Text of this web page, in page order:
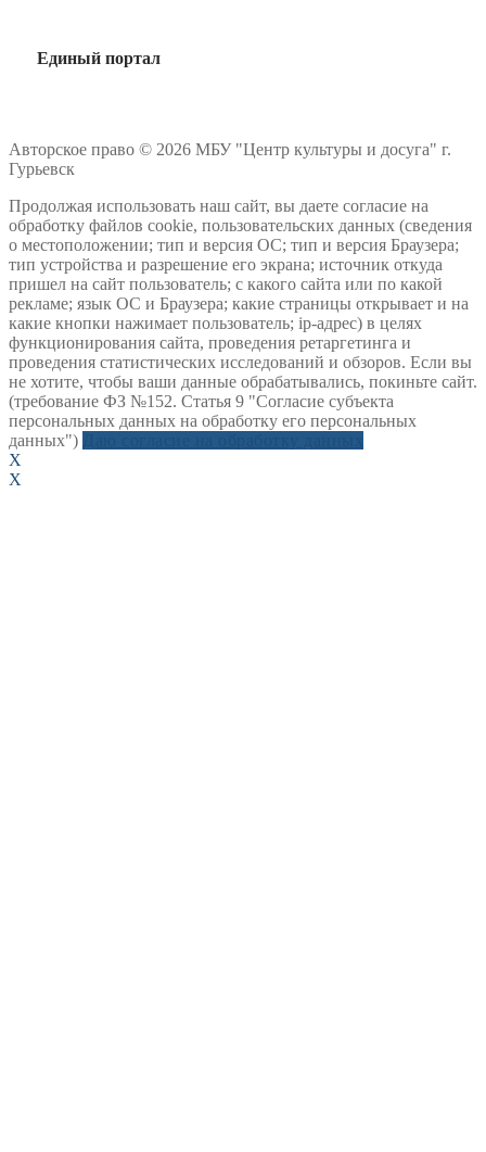
Единый портал
Авторское право © 2026 МБУ "Центр культуры и досуга" г.
Гурьевск
Продолжая использовать наш сайт, вы даете согласие на
обработку файлов cookie, пользовательских данных (сведения
о местоположении; тип и версия ОС; тип и версия Браузера;
тип устройства и разрешение его экрана; источник откуда
пришел на сайт пользователь; с какого сайта или по какой
рекламе; язык ОС и Браузера; какие страницы открывает и на
какие кнопки нажимает пользователь; ip-адрес) в целях
функционирования сайта, проведения ретаргетинга и
проведения статистических исследований и обзоров. Если вы
не хотите, чтобы ваши данные обрабатывались, покиньте сайт.
(требование ФЗ №152. Статья 9 "Согласие субъекта
персональных данных на обработку его персональных
данных")
X
X